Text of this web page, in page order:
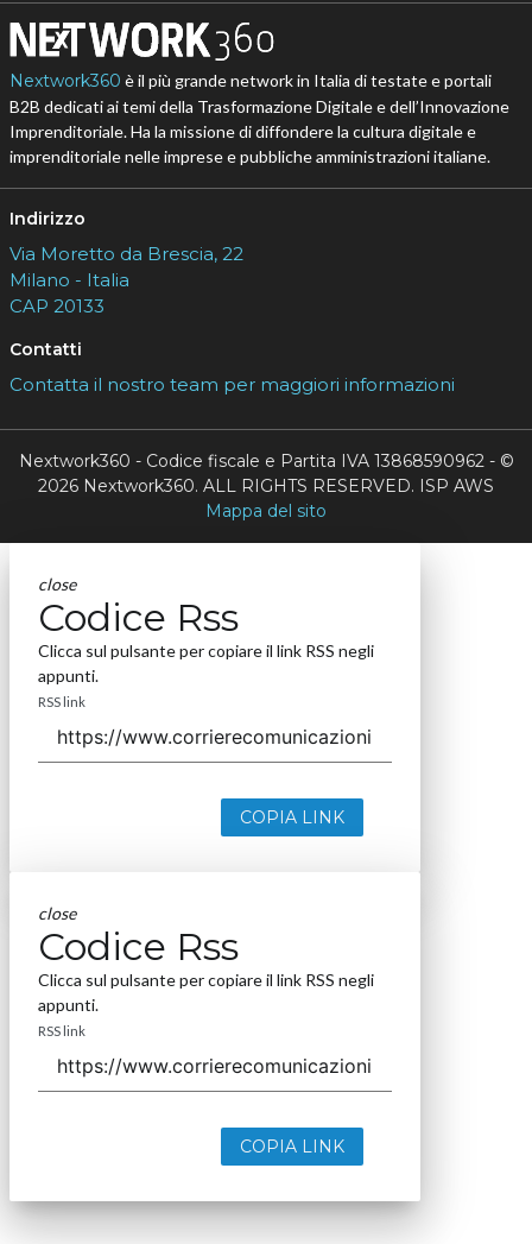
Nextwork360 è il più grande network in Italia di testate e portali
B2B dedicati ai temi della Trasformazione Digitale e dell’Innovazione
Imprenditoriale. Ha la missione di diffondere la cultura digitale e
imprenditoriale nelle imprese e pubbliche amministrazioni italiane.
Indirizzo
Via Moretto da Brescia, 22
Milano - Italia
CAP 20133
Contatti
Contatta il nostro team per maggiori informazioni
Nextwork360 - Codice fiscale e Partita IVA 13868590962 - ©
2026 Nextwork360. ALL RIGHTS RESERVED. ISP AWS
Mappa del sito
close
Codice Rss
Clicca sul pulsante per copiare il link RSS negli
appunti.
RSS link
COPIA LINK
close
Codice Rss
Clicca sul pulsante per copiare il link RSS negli
appunti.
RSS link
COPIA LINK